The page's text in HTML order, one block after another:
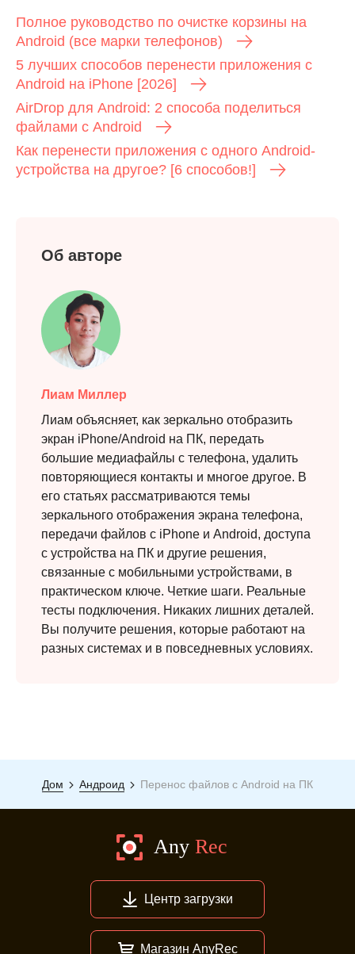
Полное руководство по очистке корзины на
Android (все марки телефонов)
5 лучших способов перенести приложения с
Android на iPhone [2026]
AirDrop для Android: 2 способа поделиться
файлами с Android
Как перенести приложения с одного Android-
устройства на другое? [6 способов!]
Об авторе
Лиам Миллер
Лиам объясняет, как зеркально отобразить
экран iPhone/Android на ПК, передать
большие медиафайлы с телефона, удалить
повторяющиеся контакты и многое другое. В
его статьях рассматриваются темы
зеркального отображения экрана телефона,
передачи файлов с iPhone и Android, доступа
с устройства на ПК и другие решения,
связанные с мобильными устройствами, в
практическом ключе. Четкие шаги. Реальные
тесты подключения. Никаких лишних деталей.
Вы получите решения, которые работают на
разных системах и в повседневных условиях.
Дом Андроид Перенос файлов с Android на ПК
Центр загрузки
Магазин AnyRec